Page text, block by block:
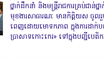
ថ្នាក់ដឹកនាំ និងមន្ត្រីរាជការគ្រប់ជាន់ថ្
មុខងារសាធារណៈ មានកិត្តិយស ចូលរួ
ពេញដោយមោទកភាព ក្នុងការដាក់
ប្រាសាទកោះកេរ» ទៅក្នុងបញ្ជីបេ